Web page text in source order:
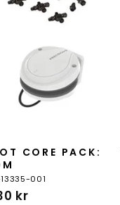
CORE PACK:
001
kr